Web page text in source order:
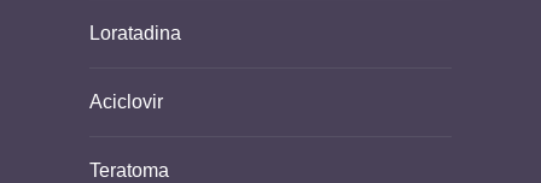
Loratadina
Aciclovir
Teratoma